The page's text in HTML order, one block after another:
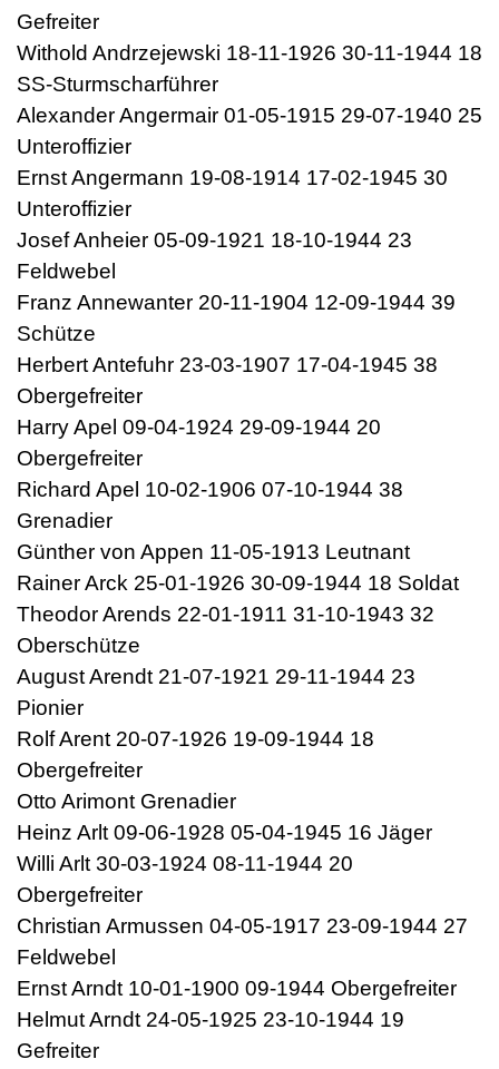
Gefreiter
Withold Andrzejewski 18-11-1926 30-11-1944 18
SS-Sturmscharführer
Alexander Angermair 01-05-1915 29-07-1940 25
Unteroffizier
Ernst Angermann 19-08-1914 17-02-1945 30
Unteroffizier
Josef Anheier 05-09-1921 18-10-1944 23
Feldwebel
Franz Annewanter 20-11-1904 12-09-1944 39
Schütze
Herbert Antefuhr 23-03-1907 17-04-1945 38
Obergefreiter
Harry Apel 09-04-1924 29-09-1944 20
Obergefreiter
Richard Apel 10-02-1906 07-10-1944 38
Grenadier
Günther von Appen 11-05-1913 Leutnant
Rainer Arck 25-01-1926 30-09-1944 18 Soldat
Theodor Arends 22-01-1911 31-10-1943 32
Oberschütze
August Arendt 21-07-1921 29-11-1944 23
Pionier
Rolf Arent 20-07-1926 19-09-1944 18
Obergefreiter
Otto Arimont Grenadier
Heinz Arlt 09-06-1928 05-04-1945 16 Jäger
Willi Arlt 30-03-1924 08-11-1944 20
Obergefreiter
Christian Armussen 04-05-1917 23-09-1944 27
Feldwebel
Ernst Arndt 10-01-1900 09-1944 Obergefreiter
Helmut Arndt 24-05-1925 23-10-1944 19
Gefreiter